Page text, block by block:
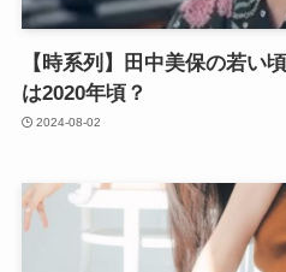
【時系列】田中美保の若い
は2020年頃？
2024-08-02